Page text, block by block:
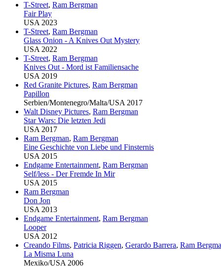
T-Street, Ram Bergman
Fair Play
USA 2023
T-Street, Ram Bergman
Glass Onion - A Knives Out Mystery
USA 2022
T-Street, Ram Bergman
Knives Out - Mord ist Familiensache
USA 2019
Red Granite Pictures, Ram Bergman
Papillon
Serbien/Montenegro/Malta/USA 2017
Walt Disney Pictures, Ram Bergman
Star Wars: Die letzten Jedi
USA 2017
Ram Bergman, Ram Bergman
Eine Geschichte von Liebe und Finsternis
USA 2015
Endgame Entertainment, Ram Bergman
Self/less - Der Fremde In Mir
USA 2015
Ram Bergman
Don Jon
USA 2013
Endgame Entertainment, Ram Bergman
Looper
USA 2012
Creando Films, Patricia Riggen, Gerardo Barrera, Ram
La Misma Luna
Mexiko/USA 2006